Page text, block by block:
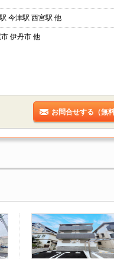
今津駅 西宮駅 他
伊丹市 他
お問合せする（無料